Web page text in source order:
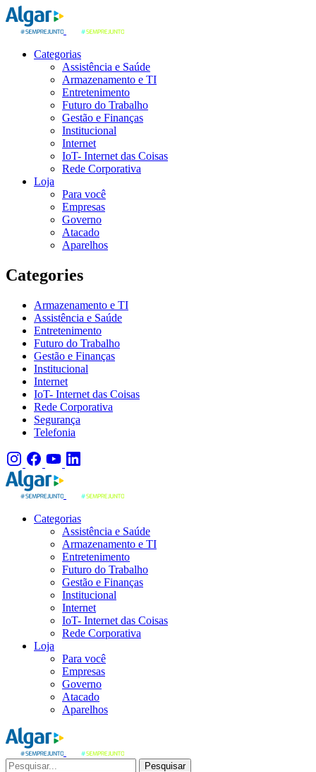
Categorias
Assistência e Saúde
Armazenamento e TI
Entretenimento
Futuro do Trabalho
Gestão e Finanças
Institucional
Internet
IoT- Internet das Coisas
Rede Corporativa
Loja
Para você
Empresas
Governo
Atacado
Aparelhos
Categories
Armazenamento e TI
Assistência e Saúde
Entretenimento
Futuro do Trabalho
Gestão e Finanças
Institucional
Internet
IoT- Internet das Coisas
Rede Corporativa
Segurança
Telefonia
Categorias
Assistência e Saúde
Armazenamento e TI
Entretenimento
Futuro do Trabalho
Gestão e Finanças
Institucional
Internet
IoT- Internet das Coisas
Rede Corporativa
Loja
Para você
Empresas
Governo
Atacado
Aparelhos
Pesquisar